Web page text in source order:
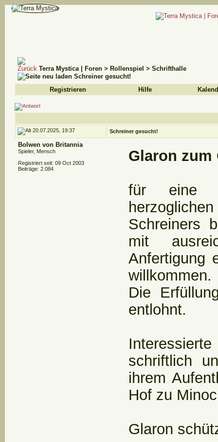
Terra Mystica | Foren > Rollenspiel > Schrifthalle
Schreiner gesucht!
Registrieren
Hilfe
20.07.2025, 19:37 Schreiner gesucht!
Bolwen von Britannia
Spieler, Mensch
Registriert seit: 09 Oct 2003
Beiträge: 2.084
Glaron zum
für eine
Schreiners
mit
Anfertigung
willkommen.
Die
entlohnt.
schriftlich
ihrem
Hof zu
Glaron